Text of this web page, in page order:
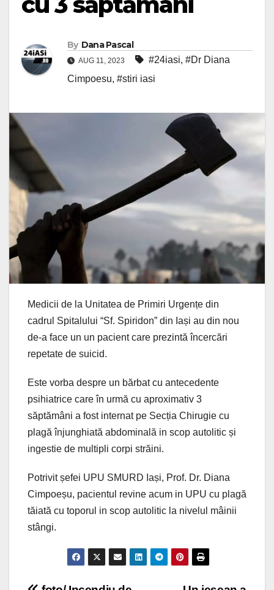
By Dana Pascal
AUG 11, 2023 #24iasi, #Dr Diana
Cimpoesu, #stiri iasi
Medicii de la Unitatea de Primiri Urgențe din
cadrul Spitalului “Sf. Spiridon” din Iași au din nou
de-a face un un pacient care prezintă încercări
repetate de suicid.
Este vorba despre un bărbat cu antecedente
psihiatrice care în urmă cu aproximativ 3
săptămâni a fost internat pe Secția Chirugie cu
plagă înjunghiată abdominală in scop autolitic și
ingestie de multipli corpi străini.
Potrivit șefei UPU SMURD Iași, Prof. Dr. Diana
Cimpoeșu, pacientul revine acum in UPU cu plagă
tăiată cu toporul in scop autolitic la nivelul mâinii
stângi.